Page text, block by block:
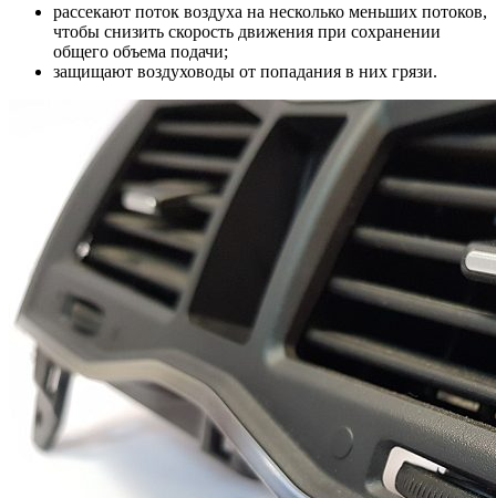
рассекают поток воздуха на несколько меньших потоков,
чтобы снизить скорость движения при сохранении
общего объема подачи;
защищают воздуховоды от попадания в них грязи.